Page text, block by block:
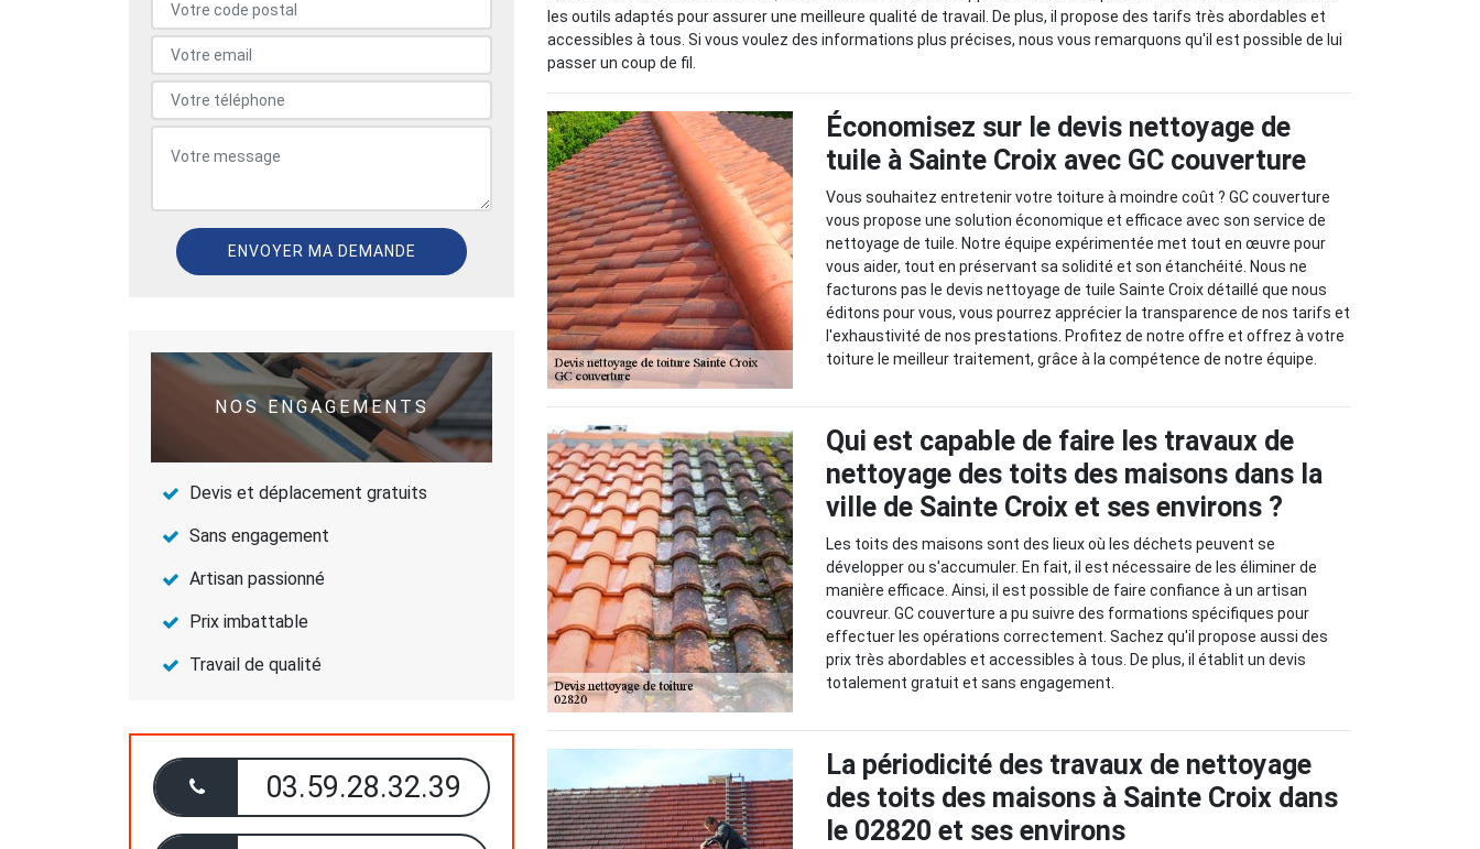
NOS ENGAGEMENTS
Devis et déplacement gratuits
Sans engagement
Artisan passionné
Prix imbattable
Travail de qualité
03.59.28.32.39
les outils adaptés pour assurer une meilleure qualité de travail. De plus, il propose des tarifs très abordables et
accessibles à tous. Si vous voulez des informations plus précises, nous vous remarquons qu'il est possible de lui
passer un coup de fil.
Économisez sur le devis nettoyage de
tuile à Sainte Croix avec GC couverture
Vous souhaitez entretenir votre toiture à moindre coût ? GC couverture
vous propose une solution économique et efficace avec son service de
nettoyage de tuile. Notre équipe expérimentée met tout en œuvre pour
vous aider, tout en préservant sa solidité et son étanchéité. Nous ne
facturons pas le devis nettoyage de tuile Sainte Croix détaillé que nous
éditons pour vous, vous pourrez apprécier la transparence de nos tarifs et
l'exhaustivité de nos prestations. Profitez de notre offre et offrez à votre
toiture le meilleur traitement, grâce à la compétence de notre équipe.
Qui est capable de faire les travaux de
nettoyage des toits des maisons dans la
ville de Sainte Croix et ses environs ?
Les toits des maisons sont des lieux où les déchets peuvent se
développer ou s'accumuler. En fait, il est nécessaire de les éliminer de
manière efficace. Ainsi, il est possible de faire confiance à un artisan
couvreur. GC couverture a pu suivre des formations spécifiques pour
effectuer les opérations correctement. Sachez qu'il propose aussi des
prix très abordables et accessibles à tous. De plus, il établit un devis
totalement gratuit et sans engagement.
La périodicité des travaux de nettoyage
des toits des maisons à Sainte Croix dans
le 02820 et ses environs